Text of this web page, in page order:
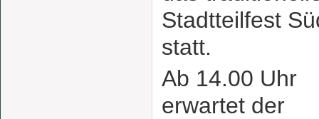
Stadtteilfest
statt.
Ab 14.00 Uhr
erwartet der